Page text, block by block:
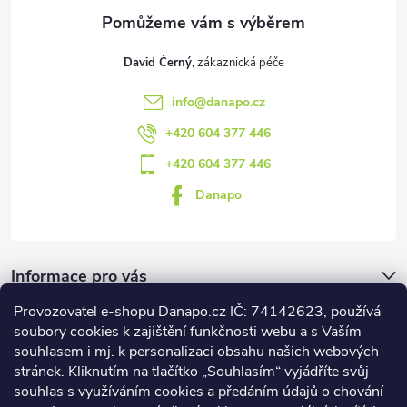
Provozovatel e-shopu Danapo.cz IČ: 74142623, používá
soubory cookies k zajištění funkčnosti webu a s Vaším
souhlasem i mj. k personalizaci obsahu našich webových
stránek. Kliknutím na tlačítko „Souhlasím“ vyjádříte svůj
souhlas s využíváním cookies a předáním údajů o chování
David Černý
info@danapo.cz
+420 604 377 446
+420 604 377 446
Danapo
Informace pro vás
Dotazník
Co upřednosťnujete?